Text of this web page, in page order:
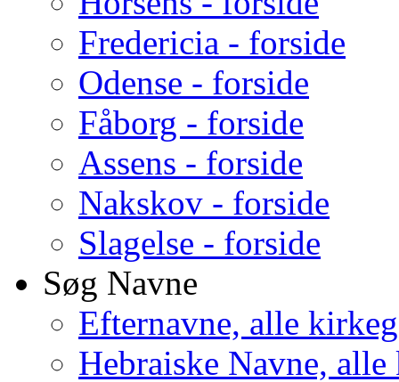
Fredericia - forside
Odense - forside
Fåborg - forside
Assens - forside
Nakskov - forside
Slagelse - forside
Søg Navne
Efternavne, alle
Hebraiske Navne,